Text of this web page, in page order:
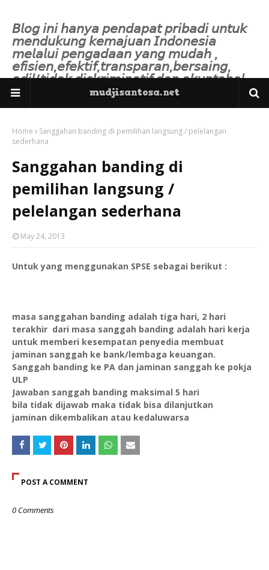
𝘉𝘭𝘰𝘨 𝘪𝘯𝘪 𝘩𝘢𝘯𝘺𝘢 𝘱𝘦𝘯𝘥𝘢𝘱𝘢𝘵 𝘱𝘳𝘪𝘣𝘢𝘥𝘪 𝘶𝘯𝘵𝘶𝘬
𝘮𝘦𝘯𝘥𝘶𝘬𝘶𝘯𝘨 𝘬𝘦𝘮𝘢𝘫𝘶𝘢𝘯 𝘐𝘯𝘥𝘰𝘯𝘦𝘴𝘪𝘢
𝘮𝘦𝘭𝘢𝘭𝘶𝘪 𝘱𝘦𝘯𝘨𝘢𝘥𝘢𝘢𝘯 𝘺𝘢𝘯𝘨 𝘮𝘶𝘥𝘢𝘩 ,
𝘦𝘧𝘪𝘴𝘪𝘦𝘯,𝘦𝘧𝘦𝘬𝘵𝘪𝘧,𝘵𝘳𝘢𝘯𝘴𝘱𝘢𝘳𝘢𝘯,𝘣𝘦𝘳𝘴𝘢𝘪𝘯𝘨,
𝘢𝘥𝘪𝘭/𝘵𝘪𝘥𝘢𝘬 𝘥𝘪𝘴𝘬𝘳𝘪𝘮𝘪𝘯𝘢𝘵𝘪𝘧 𝘥𝘢𝘯 𝘢𝘬𝘶𝘯𝘵𝘢𝘣𝘦𝘭.
Home
Sanggahan banding di pemilihan langsung / pelelangan
sederhana
Sanggahan banding di
pemilihan langsung /
pelelangan sederhana
May 24, 2013
Untuk yang menggunakan SPSE sebagai berikut :
masa sanggahan banding adalah tiga hari, 2 hari
terakhir dari masa sanggah banding adalah hari kerja
untuk memberi kesempatan penyedia membuat
jaminan sanggah ke bank/lembaga keuangan.
Sanggah banding ke PA dan jaminan sanggah ke pokja
ULP
Jawaban sanggah banding maksimal 5 hari
bila tidak dijawab maka tidak bisa dilanjutkan
jaminan dikembalikan atau kedaluwarsa
POST A COMMENT
0 Comments